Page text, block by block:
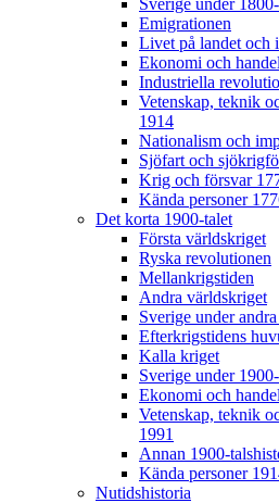
Emigrationen
Livet på landet och
Ekonomi och
Industriella
Vetenskap, teknik
1914
Nationalism och
Sjöfart och
Krig och försvar
Kända personer
Det korta 1900-talet
Första världskriget
Ryska revolutionen
Mellankrigstiden
Andra världskriget
Sverige under
Efterkrigstidens
Kalla kriget
Sverige under
Ekonomi och
Vetenskap, teknik
1991
Annan 1900-
Kända personer
Nutidshistoria